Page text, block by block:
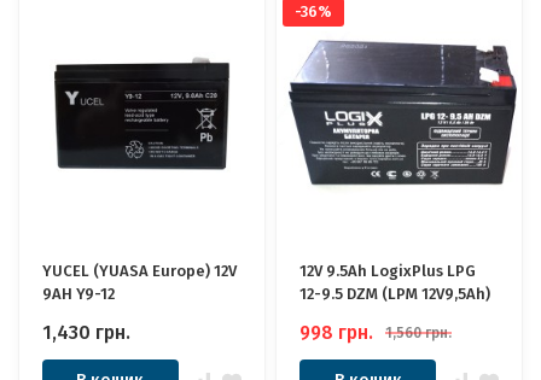
YUCEL (YUASA Europe) 12V
9AH Y9-12
1,430 грн.
-36%
12V 9.5Ah LogixPlus LPG
12-9.5 DZM (LPM 12V9,5Ah)
998 грн. 1,560 грн.